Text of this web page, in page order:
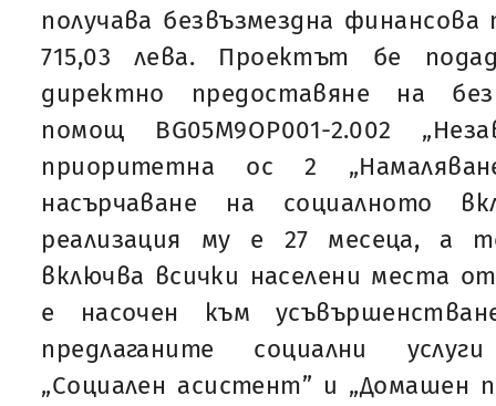
получава безвъзмездна
715,03 лева. Проектът бе
директно предоставяне на
помощ BG05М9ОР001-2.002
приоритетна ос 2
насърчаване на социалното
реализация му е 27 месеца, а
включва всички населени места
е насочен към
предлаганите социални
„Социален асистент” и „Домашен